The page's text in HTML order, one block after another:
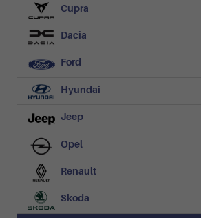
Cupra
Dacia
Ford
Hyundai
Jeep
Opel
Renault
Skoda